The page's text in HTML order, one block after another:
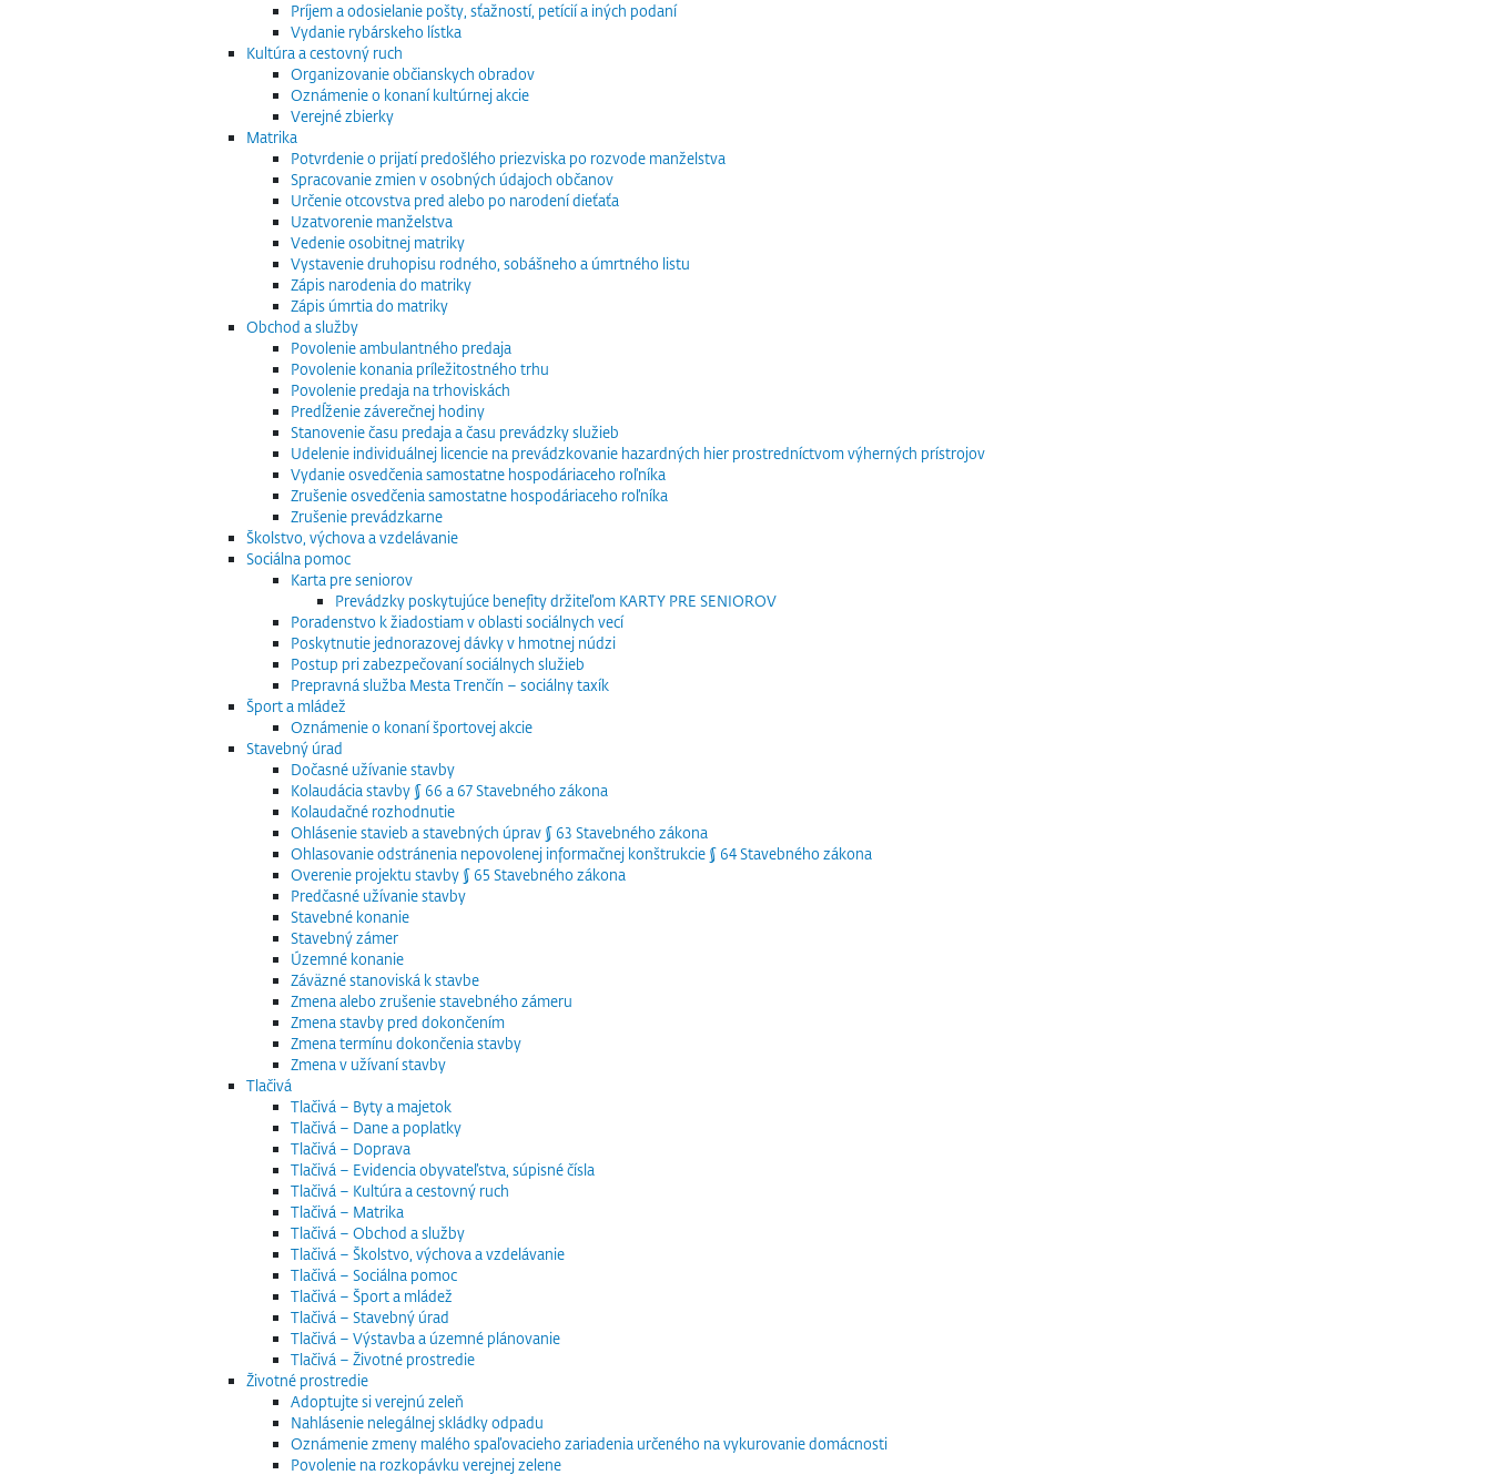
Príjem a odosielanie pošty, sťažností, petícií a iných podaní
Vydanie rybárskeho lístka
Kultúra a cestovný ruch
Organizovanie občianskych obradov
Oznámenie o konaní kultúrnej akcie
Verejné zbierky
Matrika
Potvrdenie o prijatí predošlého priezviska po rozvode manželstva
Spracovanie zmien v osobných údajoch občanov
Určenie otcovstva pred alebo po narodení dieťaťa
Uzatvorenie manželstva
Vedenie osobitnej matriky
Vystavenie druhopisu rodného, sobášneho a úmrtného listu
Zápis narodenia do matriky
Zápis úmrtia do matriky
Obchod a služby
Povolenie ambulantného predaja
Povolenie konania príležitostného trhu
Povolenie predaja na trhoviskách
Predĺženie záverečnej hodiny
Stanovenie času predaja a času prevádzky služieb
Udelenie individuálnej licencie na prevádzkovanie hazardných hier prostredníctvom výherných prístrojov
Vydanie osvedčenia samostatne hospodáriaceho roľníka
Zrušenie osvedčenia samostatne hospodáriaceho roľníka
Zrušenie prevádzkarne
Školstvo, výchova a vzdelávanie
Sociálna pomoc
Karta pre seniorov
Prevádzky poskytujúce benefity držiteľom KARTY PRE SENIOROV
Poradenstvo k žiadostiam v oblasti sociálnych vecí
Poskytnutie jednorazovej dávky v hmotnej núdzi
Postup pri zabezpečovaní sociálnych služieb
Prepravná služba Mesta Trenčín – sociálny taxík
Šport a mládež
Oznámenie o konaní športovej akcie
Stavebný úrad
Dočasné užívanie stavby
Kolaudácia stavby § 66 a 67 Stavebného zákona
Kolaudačné rozhodnutie
Ohlásenie stavieb a stavebných úprav § 63 Stavebného zákona
Ohlasovanie odstránenia nepovolenej informačnej konštrukcie § 64 Stavebného zákona
Overenie projektu stavby § 65 Stavebného zákona
Predčasné užívanie stavby
Stavebné konanie
Stavebný zámer
Územné konanie
Záväzné stanoviská k stavbe
Zmena alebo zrušenie stavebného zámeru
Zmena stavby pred dokončením
Zmena termínu dokončenia stavby
Zmena v užívaní stavby
Tlačivá
Tlačivá – Byty a majetok
Tlačivá – Dane a poplatky
Tlačivá – Doprava
Tlačivá – Evidencia obyvateľstva, súpisné čísla
Tlačivá – Kultúra a cestovný ruch
Tlačivá – Matrika
Tlačivá – Obchod a služby
Tlačivá – Školstvo, výchova a vzdelávanie
Tlačivá – Sociálna pomoc
Tlačivá – Šport a mládež
Tlačivá – Stavebný úrad
Tlačivá – Výstavba a územné plánovanie
Tlačivá – Životné prostredie
Životné prostredie
Adoptujte si verejnú zeleň
Nahlásenie nelegálnej skládky odpadu
Oznámenie zmeny malého spaľovacieho zariadenia určeného na vykurovanie domácnosti
Povolenie na rozkopávku verejnej zelene